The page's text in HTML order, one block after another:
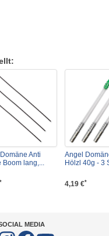
Anti
Boom lang,...
*
Angel
Hölzl 40g - 3
4,19 €*
MEDIA